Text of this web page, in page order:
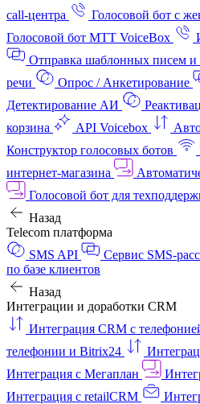
call-центра
Голосовой бот с
Голосовой бот МТТ VoiceBox
Отправка шаблонных писем и
речи
Опрос / Анкетирование
Детектирование АИ
корзина
API Voicebox
Конструктор голосовых ботов
интернет‑магазина
Голосовой бот для
Назад
Telecom платформа
SMS API
Сервис SMS-
по базе клиентов
Назад
Интеграции и доработки CRM
Интеграция CRM с
телефонии и Bitrix24
Интеграция с Мегаплан
Интеграция с retailCRM